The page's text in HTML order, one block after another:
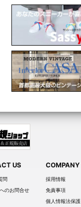
US
問
のお問合せ
COMPANY
採用情報
免責事項
個人情報法保護